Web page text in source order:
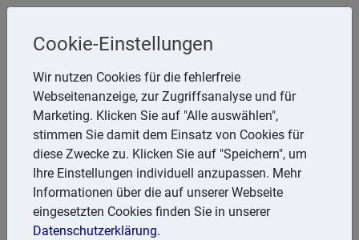
Friedhelm Glanert
Breitenbachstr. 28, 47809 Krefeld
Telefon: 2151 951857
E-Mail:FGlanert@aol.com
Lexika
Cookie-Einstellungen
Wir nutzen Cookies für die fehlerfreie
Webseitenanzeige, zur Zugriffsanalyse und für
Marketing. Klicken Sie auf "Alle auswählen",
stimmen Sie damit dem Einsatz von Cookies für
diese Zwecke zu. Klicken Sie auf "Speichern", um
Ihre Einstellungen individuell anzupassen. Mehr
Informationen über die auf unserer Webseite
eingesetzten Cookies finden Sie in unserer
Datenschutzerklärung.